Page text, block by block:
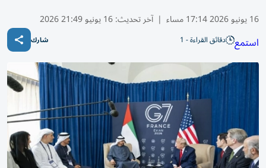
16 يونيو 2026 17:14 مساء | آخر تحديث:16 يونيو 21:49 2026
استمع دقائق القراءة - 1 شارك